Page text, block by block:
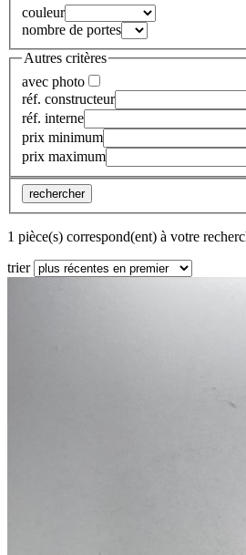
couleur
nombre de portes
Autres critères
avec photo
réf. constructeur
réf. interne
prix minimum
prix maximum
rechercher
1 pièce(s) correspond(ent) à votre
trier